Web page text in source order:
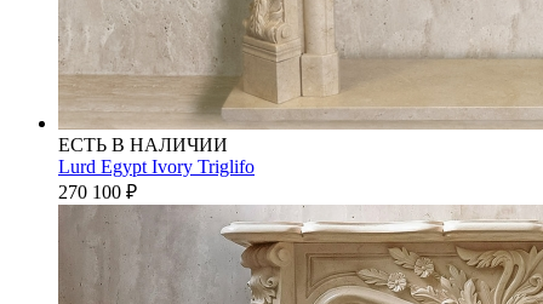
ЕСТЬ В НАЛИЧИИ
Lurd Egypt Ivory Triglifo
270 100 ₽